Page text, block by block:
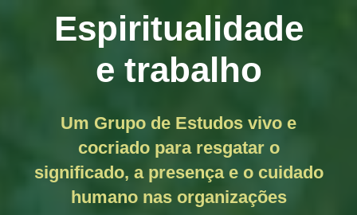
Espiritualidade
e trabalho
Um Grupo de Estudos vivo e
cocriado para resgatar o
significado, a presença e o cuidado
humano nas organizações